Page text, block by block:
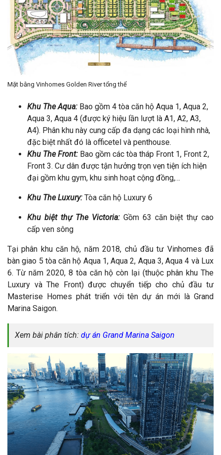
Mặt bằng Vinhomes Golden River tổng thể
Khu The Aqua: Bao gồm 4 tòa căn hộ Aqua 1, Aqua 2,
Aqua 3, Aqua 4 (được ký hiệu lần lượt là A1, A2, A3,
A4). Phân khu này cung cấp đa dạng các loại hình nhà,
đặc biệt nhất đó là officetel và penthouse.
Khu The Front: Bao gồm các tòa tháp Front 1, Front 2,
Front 3. Cư dân được tận hưởng trọn vẹn tiện ích hiện
đại gồm khu gym, khu sinh hoạt cộng đồng,…
Khu The Luxury: Tòa căn hộ Luxury 6
Khu biệt thự The Victoria: Gồm 63 căn biệt thự cao
cấp ven sông
Tại phân khu căn hộ, năm 2018, chủ đầu tư Vinhomes đã
bàn giao 5 tòa căn hộ Aqua 1, Aqua 2, Aqua 3, Aqua 4 và Lux
6. Từ năm 2020, 8 tòa căn hộ còn lại (thuộc phân khu The
Luxury và The Front) được chuyển tiếp cho chủ đầu tư
Masterise Homes phát triển với tên dự án mới là Grand
Marina Saigon.
Xem bài phân tích: dự án Grand Marina Saigon